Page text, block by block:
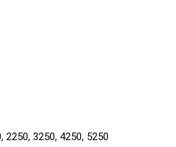
2250, 3250, 4250, 5250